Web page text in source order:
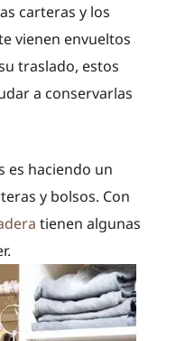
carteras y los
vienen envueltos
traslado, estos
a conservarlas
es haciendo un
y bolsos. Con
tienen algunas